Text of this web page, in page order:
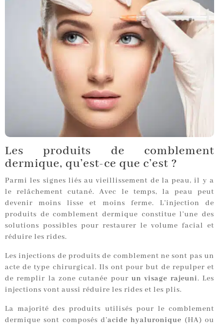
Les produits de comblement
dermique, qu’est-ce que c’est ?
Parmi les signes liés au vieillissement de la peau, il y a
le relâchement cutané. Avec le temps, la peau peut
devenir moins lisse et moins ferme. L’injection de
produits de comblement dermique constitue l’une des
solutions possibles pour restaurer le volume facial et
réduire les rides.
Les injections de produits de comblement ne sont pas un
acte de type chirurgical. Ils ont pour but de repulper et
de remplir la zone cutanée pour un visage rajeuni. Les
injections vont aussi réduire les rides et les plis.
La majorité des produits utilisés pour le comblement
dermique sont composés d’acide hyaluronique (HA) ou